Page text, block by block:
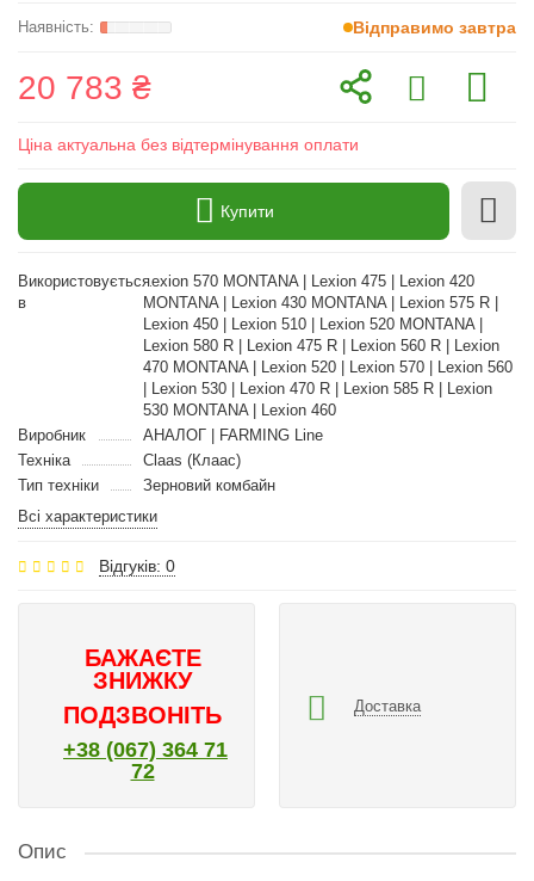
Відправимо завтра
20 783 ₴
Ціна актуальна без відтермінування оплати
Купити
Використовується
в
Lexion 570 MONTANA | Lexion 475 | Lexion 420
MONTANA | Lexion 430 MONTANA | Lexion 575 R |
Lexion 450 | Lexion 510 | Lexion 520 MONTANA |
Lexion 580 R | Lexion 475 R | Lexion 560 R | Lexion
470 MONTANA | Lexion 520 | Lexion 570 | Lexion 560
| Lexion 530 | Lexion 470 R | Lexion 585 R | Lexion
530 MONTANA | Lexion 460
Виробник
АНАЛОГ | FARMING Line
Техніка
Claas (Клаас)
Тип техніки
Зерновий комбайн
Всі характеристики
Відгуків: 0
БАЖАЄТЕ
ЗНИЖКУ
ПОДЗВОНІТЬ
+38 (067) 364 71
72
Доставка
Опис